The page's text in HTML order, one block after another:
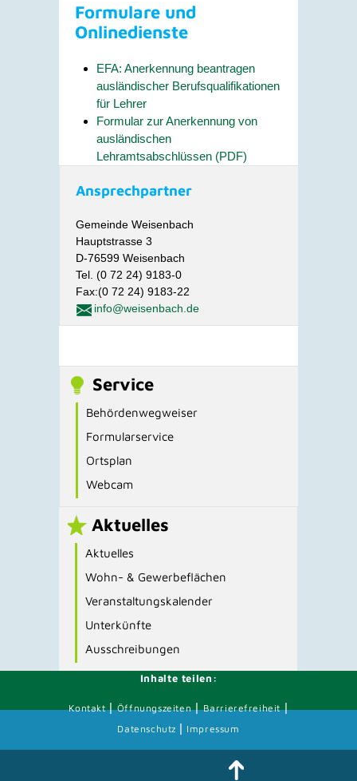
Formulare und
Onlinedienste
EFA: Anerkennung beantragen
ausländischer Berufsqualifikationen
für Lehrer
Formular zur Anerkennung von
ausländischen
Lehramtsabschlüssen (PDF)
Ansprechpartner
Gemeinde Weisenbach
Hauptstrasse 3
D-76599 Weisenbach
Tel. (0 72 24) 9183-0
Fax:(0 72 24) 9183-22
info@weisenbach.de
Service
Behördenwegweiser
Formularservice
Ortsplan
Webcam
Aktuelles
Aktuelles
Wohn- & Gewerbeflächen
Veranstaltungskalender
Unterkünfte
Ausschreibungen
Inhalte teilen:
Kontakt|Öffnungszeiten|Barrierefreiheit|
Datenschutz | Impressum